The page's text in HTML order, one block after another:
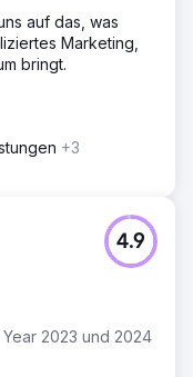
auf das, was
Marketing,
bringt.
+3
2023 und 2024
4.9